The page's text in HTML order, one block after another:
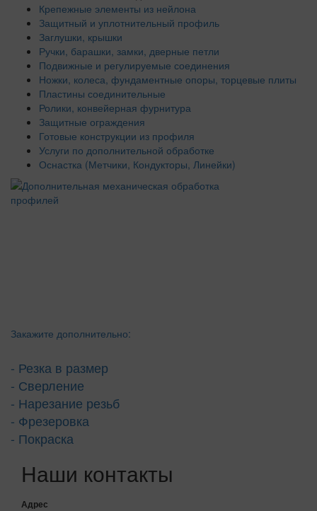
Крепежные элементы из нейлона
Защитный и уплотнительный профиль
Заглушки, крышки
Ручки, барашки, замки, дверные петли
Подвижные и регулируемые соединения
Ножки, колеса, фундаментные опоры, торцевые плиты
Пластины соединительные
Ролики, конвейерная фурнитура
Защитные ограждения
Готовые конструкции из профиля
Услуги по дополнительной обработке
Оснастка (Метчики, Кондукторы, Линейки)
Закажите дополнительно:
- Резка в размер
- Сверление
- Нарезание резьб
- Фрезеровка
- Покраска
Наши контакты
Адрес